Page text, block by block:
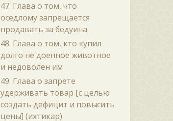
47. Глава о том, что
оседлому запрещается
продавать за бедуина
48. Глава о том, кто купил
долго не доенное животное
и недоволен им
49. Глава о запрете
удерживать товар [с целью
создать дефицит и повысить
цены] (ихтикар)